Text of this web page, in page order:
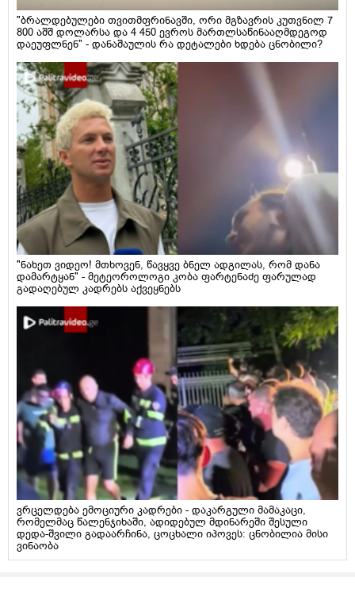
"ბრალდებულები თვითმფრინავში, ორი მგზავრის კუთვნილ 7
800 აშშ დოლარსა და 4 450 ევროს მართლსაწინააღმდეგოდ
დაეუფლნენ" - დანაშაულის რა დეტალები ხდება ცნობილი?
"ნახეთ ვიდეო! მთხოვენ, წავყვე ბნელ ადგილას, რომ დანა
დამარტყან" - მეტეოროლოგი კობა ფარტენაძე ფარულად
გადაღებულ კადრებს აქვეყნებს
ვრცელდება ემოციური კადრები - დაკარგული მამაკაცი,
რომელმაც წალენჯიხაში, ადიდებულ მდინარეში შესული
დედა-შვილი გადაარჩინა, ცოცხალი იპოვეს: ცნობილია მისი
ვინაობა